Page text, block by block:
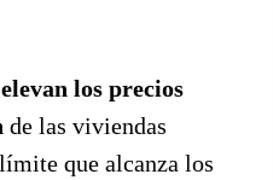
los precios
de las viviendas
que alcanza los